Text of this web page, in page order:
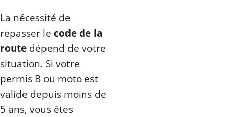
La nécessité de
repasser le code de la
route dépend de votre
situation. Si votre
permis B ou moto est
valide depuis moins de
5 ans, vous êtes